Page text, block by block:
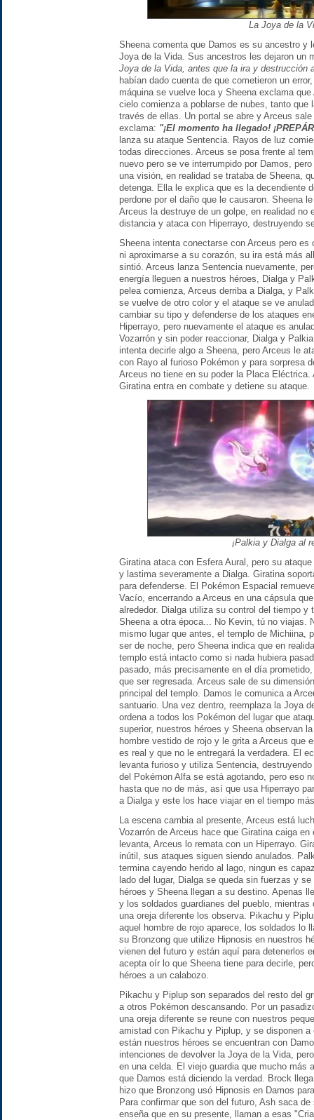
La Joya de la
Sheena comenta que Damos es su ancestro y
Joya de la Vida. Sus ancestros les dejaron un
Joya de la Vida, antes que la ira y destrucción
habían dado cuenta de que cometieron un
máquina se vuelve loca y Sheena exclama
cielo comienza a poblarse de nubes, tanto que
través de ellas. Un portal se abre y Arceus
exclama: "¡El momento ha llegado!
lanza su ataque Sentencia. Rayos de luz
todas direcciones. Arceus se posa frente al
nuevo pero se ve interrumpido por Damos,
una visión, en realidad se trataba de Sheena,
detenga. Ella le explica que es la decendiente
perdone por el daño que le causaron. Sheena
Arceus la destruye de un golpe, en realidad no
distancia y ataca con Hiperrayo, destruyendo
Sheena intenta conectarse con Arceus pero
ni aproximarse a su corazón, su ira está más
sintió. Arceus lanza Sentencia nuevamente,
energía lleguen a nuestros héroes, Dialga y
pelea comienza, Arceus derriba a Dialga, y
se vuelve de otro color y el ataque se ve
cambiar su tipo y defenderse de los ataques
Hiperrayo, pero nuevamente el ataque es
Vozarrón y sin poder reaccionar, Dialga y
intenta decirle algo a Sheena, pero Arceus le
con Rayo al furioso Pokémon y para sorpresa
Arceus no tiene en su poder la Placa
Giratina entra en combate y detiene su ataque.
¡Palkia y Dialga al
Giratina ataca con Esfera Aural, pero su
y lastima severamente a Dialga. Giratina
para defenderse. El Pokémon Espacial
Vacío, encerrando a Arceus en una cápsula
alrededor. Dialga utiliza su control del tiempo y
Sheena a otra época... No Kevin, tú no viajas.
mismo lugar que antes, el templo de Michiina,
ser de noche, pero Sheena indica que en
templo está intacto como si nada hubiera
pasado, más precisamente en el día
que ser regresada. Arceus sale de su
principal del templo. Damos le comunica a
santuario. Una vez dentro, reemplaza la Joya
ordena a todos los Pokémon del lugar que
superior, nuestros héroes y Sheena observan
hombre vestido de rojo y le grita a Arceus que
es real y que no le entregará la verdadera. El
levanta furioso y utiliza Sentencia,
del Pokémon Alfa se está agotando, pero eso
hasta que no de más, así que usa Hiperrayo
a Dialga y este los hace viajar en el tiempo
La escena cambia al presente, Arceus está
Vozarrón de Arceus hace que Giratina caiga
levanta, Arceus lo remata con un Hiperrayo.
inútil, sus ataques siguen siendo anulados.
termina cayendo herido al lago, ningun es
lado del lugar, Dialga se queda sin fuerzas y
héroes y Sheena llegan a su destino. Apenas
y los soldados guardianes del pueblo,
una oreja diferente los observa. Pikachu y
aquel hombre de rojo aparece, los soldados lo
su Bronzong que utilize Hipnosis en nuestros
vienen del futuro y están aquí para detenerlos
acepta oír lo que Sheena tiene para decirle,
héroes a un calabozo.
Pikachu y Piplup son separados del resto del
a otros Pokémon descansando. Por un
una oreja diferente se reune con nuestros
amistad con Pikachu y Piplup, y se disponen a
están nuestros héroes se encuentran con
intenciones de devolver la Joya de la Vida,
en una celda. El viejo guardia que mucho más
que Damos está diciendo la verdad. Brock
hizo que Bronzong usó Hipnosis en Damos
Para confirmar que son del futuro, Ash saca
enseña que en su presente, llaman a esas